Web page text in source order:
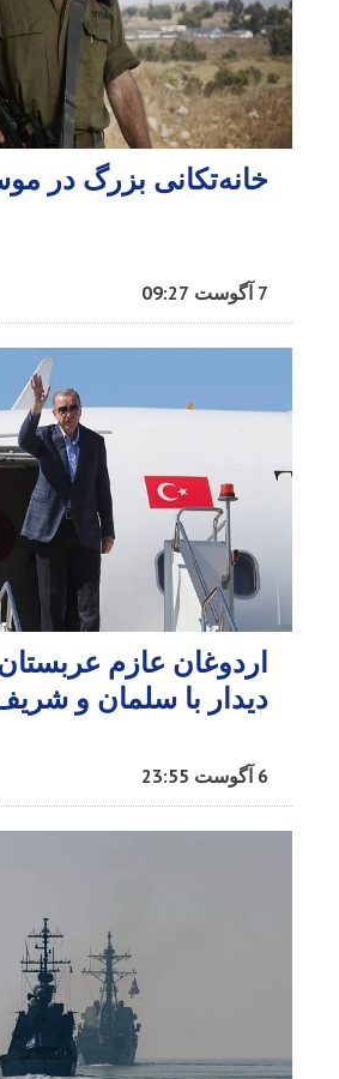
خانه‌تکانی بزرگ در
7 آگوست 09:27
اردوغان عازم
دیدار با سلمان و
6 آگوست 23:55